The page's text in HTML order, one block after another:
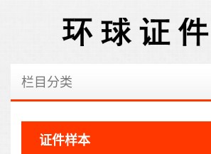
栏目分类
证件样本